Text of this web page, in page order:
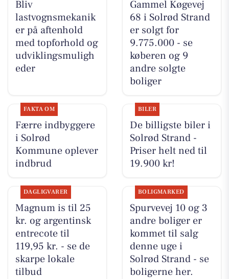
Bliv
lastvognsmekanik
er på aftenhold
med topforhold og
udviklingsmuligh
eder
Gammel Køgevej
68 i Solrød Strand
er solgt for
9.775.000 - se
køberen og 9
andre solgte
boliger
FAKTA OM
Færre indbyggere
i Solrød
Kommune oplever
indbrud
BILER
De billigste biler i
Solrød Strand -
Priser helt ned til
19.900 kr!
DAGLIGVARER
Magnum is til 25
kr. og argentinsk
entrecote til
119,95 kr. - se de
skarpe lokale
tilbud
BOLIGMARKED
Spurvevej 10 og 3
andre boliger er
kommet til salg
denne uge i
Solrød Strand - se
boligerne her.